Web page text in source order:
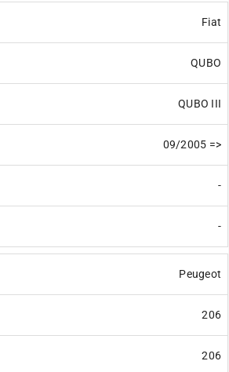
Fiat
QUBO
QUBO III
09/2005 =>
-
-
Peugeot
206
206